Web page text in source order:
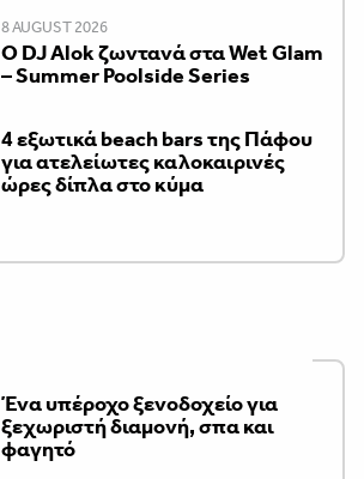
8 AUGUST 2026
Ο DJ Alok ζωντανά στα Wet Glam
– Summer Poolside Series
4 εξωτικά beach bars της Πάφου
για ατελείωτες καλοκαιρινές
ώρες δίπλα στο κύμα
Ένα υπέροχο ξενοδοχείο για
ξεχωριστή διαμονή, σπα και
φαγητό